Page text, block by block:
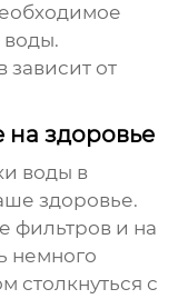
воды.
зависит от
на здоровье
воды в
здоровье.
фильтров и на
немного
столкнуться с